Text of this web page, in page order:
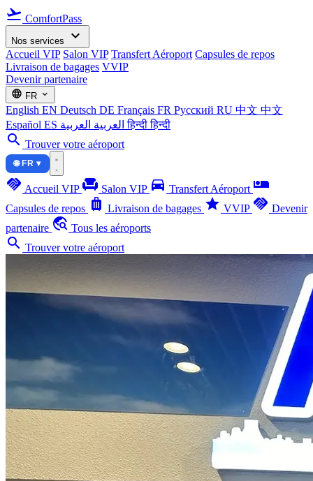
flight_takeoff ComfortPass
Nos services expand_more
Accueil VIP Salon VIP Transfert Aéroport Capsules de repos
Livraison de bagages VVIP
Devenir partenaire
language FR expand_more
English EN Deutsch DE Français FR Русский RU 中文 中文
Español ES العربية العربية हिन्दीहिन्दी
search Trouver votre aéroport
🌐 FR ▾
handshake Accueil VIP chair Salon VIP directions_car Transfert Aéroport airline_seat_individual_suite
Capsules de repos luggage Livraison de bagages star VVIP handshake Devenir
partenaire travel_explore Tous les aéroports
search Trouver votre aéroport